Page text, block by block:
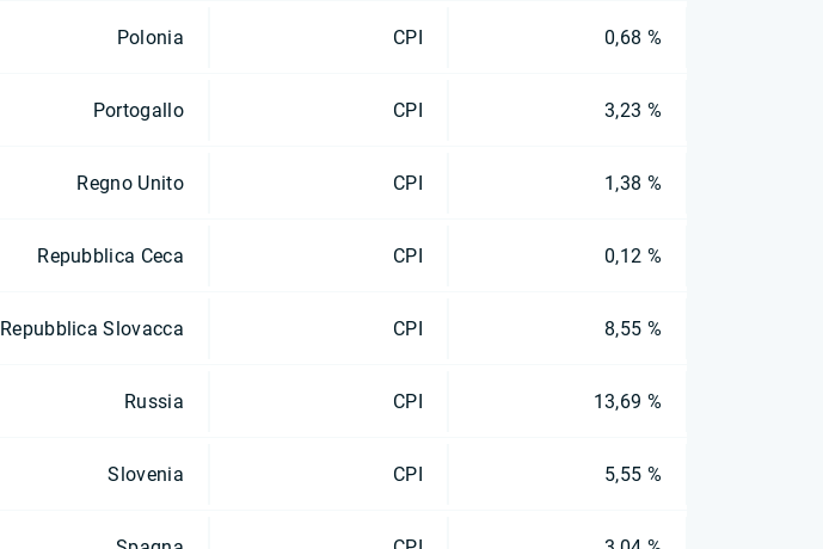
Polonia CPI 0,68 %
Portogallo CPI 3,23 %
Regno Unito CPI 1,38 %
Repubblica Ceca CPI 0,12 %
Repubblica Slovacca CPI 8,55 %
Russia CPI 13,69 %
Slovenia CPI 5,55 %